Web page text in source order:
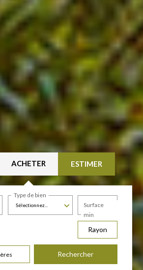
ACHETER ESTIMER
Sélectionnez...
Type de bien
Surface
min
Rayon